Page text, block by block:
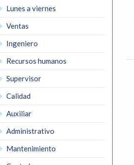
Lunes a viernes
Ventas
Ingeniero
Recursos humanos
Supervisor
Calidad
Auxiliar
Administrativo
Mantenimiento